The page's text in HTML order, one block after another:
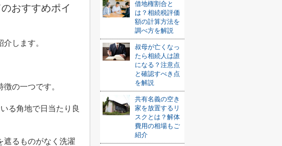
おすすめポイ
します。
の一つです。
る角地で日当たり良
遮るものがなく洗濯
借地権割合と
は？相続税評価
額の計算方法を
調べ方を解説
叔母が亡くなっ
たら相続人は誰
になる？注意点
と確認すべき点
を解説
共有名義の空き
家を放置するリ
スクとは？解体
費用の相場もご
紹介